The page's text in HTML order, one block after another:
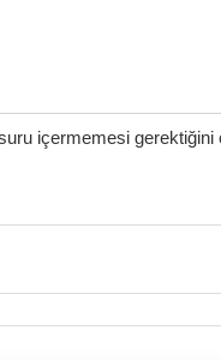
içermemesi gerektiğini